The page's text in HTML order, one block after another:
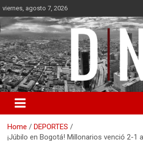
Skip
to
content
viernes, agosto 7, 2026
Diámetro Noticias
Home
DEPORTES
¡Júbilo en Bogotá! Millonarios venció 2-1